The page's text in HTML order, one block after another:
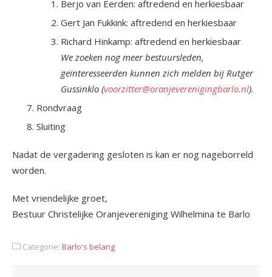
Berjo van Eerden: aftredend en herkiesbaar
Gert Jan Fukkink: aftredend en herkiesbaar
Richard Hinkamp: aftredend en herkiesbaar
We zoeken nog meer bestuursleden,
geïnteresseerden kunnen zich melden bij Rutger
Gussinklo (voorzitter@oranjeverenigingbarlo.nl).
Rondvraag
Sluiting
Nadat de vergadering gesloten is kan er nog nageborreld
worden.
Met vriendelijke groet,
Bestuur Christelijke Oranjevereniging Wilhelmina te Barlo
Categorie: Barlo's belang